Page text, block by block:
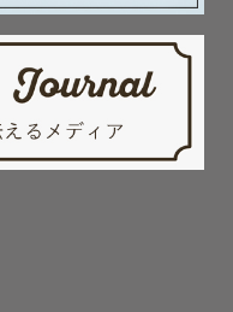
ございました。